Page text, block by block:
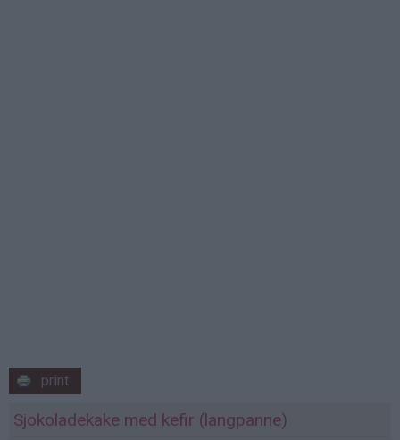
print
Sjokoladekake med kefir (langpanne)